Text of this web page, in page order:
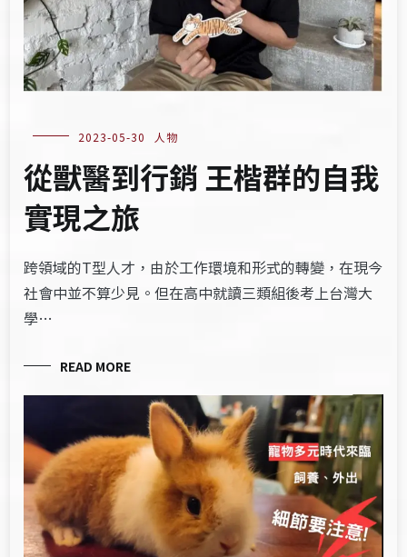
2023-05-30 人物
從獸醫到行銷 王楷群的自我
實現之旅
跨領域的T型人才，由於工作環境和形式的轉變，在現今
社會中並不算少見。但在高中就讀三類組後考上台灣大
學…
READ MORE